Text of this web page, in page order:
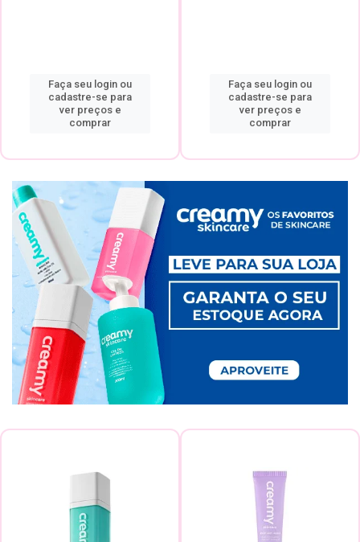
Faça seu login ou
cadastre-se para
ver preços e
comprar
Faça seu login ou
cadastre-se para
ver preços e
comprar